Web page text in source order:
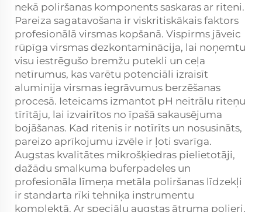
nekā poliršanas komponents saskaras ar riteni.
Pareiza sagatavošana ir viskritiskākais faktors
profesionālā virsmas kopšanā. Vispirms jāveic
rūpīga virsmas dezkontaminācija, lai noņemtu
visu iestrēgušo bremžu putekli un ceļa
netīrumus, kas varētu potenciāli izraisīt
aluminija virsmas iegrāvumus berzēšanas
procesā. Ieteicams izmantot pH neitrālu riteņu
tīrītāju, lai izvairītos no īpašā sakausējuma
bojāšanas. Kad ritenis ir notīrīts un nosusināts,
pareizo aprīkojumu izvēle ir ļoti svarīga.
Augstas kvalitātes mikrošķiedras pielietotāji,
dažādu smalkuma buferpadeles un
profesionāla līmeņa metāla poliršanas līdzekļi
ir standarta rīki tehniķa instrumentu
komplektā. Ar speciālu augstas ātruma polieri,